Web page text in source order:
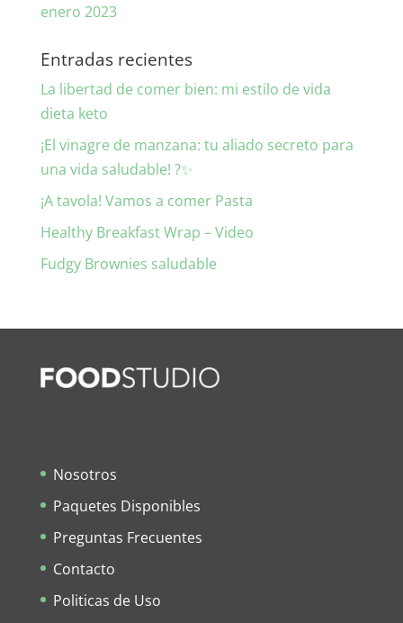
enero 2023
Entradas recientes
La libertad de comer bien: mi estilo de vida
dieta keto
¡El vinagre de manzana: tu aliado secreto para
una vida saludable! ?✨
¡A tavola! Vamos a comer Pasta
Healthy Breakfast Wrap – Video
Fudgy Brownies saludable
Nosotros
Paquetes Disponibles
Preguntas Frecuentes
Contacto
Politicas de Uso